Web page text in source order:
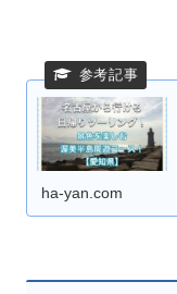
ha-yan.com